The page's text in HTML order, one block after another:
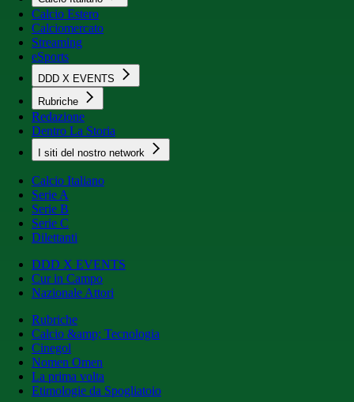
Calcio Estero
Calciomercato
Streaming
eSports
DDD X EVENTS
Rubriche
Redazione
Dentro La Storia
I siti del nostro network
Calcio Italiano
Serie A
Serie B
Serie C
Dilettanti
DDD X EVENTS
Cur in Campo
Nazionale Attori
Rubriche
Calcio &amp; Tecnologia
Cinegol
Nomen Omen
La prima volta
Etimologie da Spogliatoio